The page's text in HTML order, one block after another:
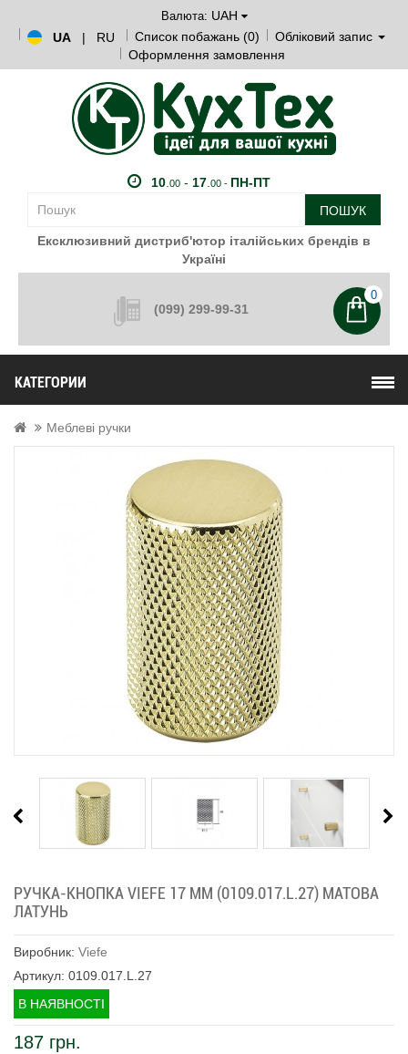
Валюта: UAH
UA
| RU Список побажань (0)
Обліковий запис
Оформлення замовлення
10. 00- 17. 00 - ПН-ПТ
ПОШУК
Ексклюзивний дистриб'ютор італійських брендів в
Україні
(099) 299-99-31
0
КАТЕГОРИИ
Меблеві ручки
РУЧКА-КНОПКА VIEFE 17 ММ (0109.017.L.27) МАТОВА
ЛАТУНЬ
Виробник: Viefe
Артикул: 0109.017.L.27
В НАЯВНОСТІ
187 грн.